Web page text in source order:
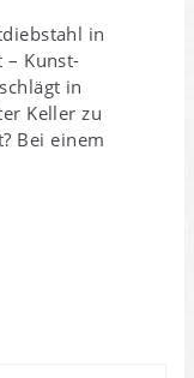
in
– Kunst-
in
Keller zu
Bei einem